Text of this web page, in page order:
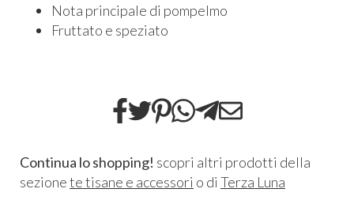
Nota principale di pompelmo
Fruttato e speziato
Continua lo shopping! scopri altri prodotti della
sezionete tisane e accessori o di Terza Luna